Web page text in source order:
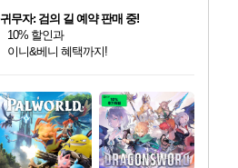
최대 90% 할인가를 만나보세요!
네이버혜택과 함께 만나보세요!
50%할인&추가 적립까지!
네이버 포인트 혜택까지!
귀무자: 검의 길 예약 판매 중!
10% 할인과
이니&베니 혜택까지!
네이버 혜택가와 함께 예약하세요!
할인&네이버혜택으로 만나보세요!
네이버페이 혜택과 만나보세요!
40주년 프로모션으로 만나보세요!
할인가에 만나보세요!
일부 에디션 상시 할인!
혜택으로 예약 판매 중
편안하게 충전하세요